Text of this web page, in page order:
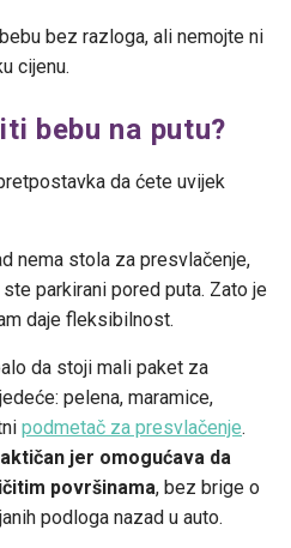
bez razloga, ali nemojte ni
cijenu.
bebu na putu?
da ćete uvijek
nema stola za presvlačenje,
parkirani pored puta. Zato je
daje fleksibilnost.
da stoji mali paket za
pelena, maramice,
podmetač za presvlačenje.
jer omogućava da
površinama, bez brige o
podloga nazad u auto.